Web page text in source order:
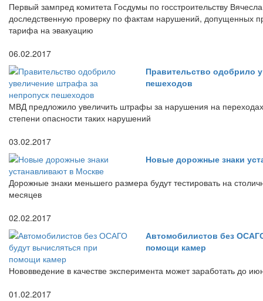
Первый зампред комитета Госдумы по госстроительству
доследственную проверку по фактам нарушений, допущенных
тарифа на эвакуацию
06.02.2017
Правительство одобрило
пешеходов
МВД предложило увеличить штрафы за нарушения на
степени опасности таких нарушений
03.02.2017
Новые дорожные знаки
Дорожные знаки меньшего размера будут тестировать на
месяцев
02.02.2017
Автомобилистов без
помощи камер
Нововведение в качестве эксперимента может заработать до
01.02.2017